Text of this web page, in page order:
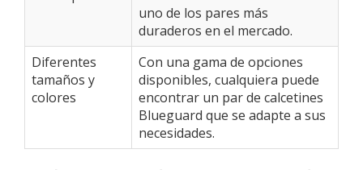
uno de los pares más
duraderos en el mercado.
Diferentes
tamaños y
colores
Con una gama de opciones
disponibles, cualquiera puede
encontrar un par de calcetines
Blueguard que se adapte a sus
necesidades.